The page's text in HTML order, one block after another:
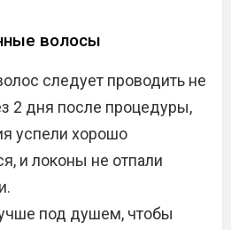
волосы
следует проводить не
2 дня после процедуры,
успели хорошо
и локоны не отпали
под душем, чтобы